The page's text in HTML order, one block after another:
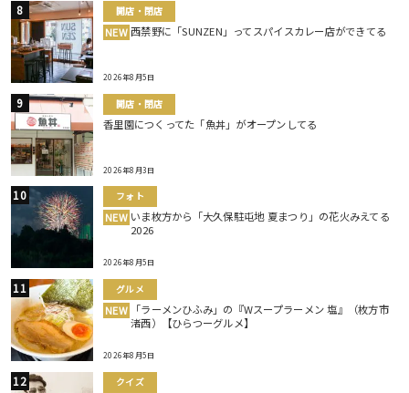
開店・閉店
NEW 西禁野に「SUNZEN」ってスパイスカレー店ができてる
2026年8月5日
開店・閉店
香里園につくってた「魚丼」がオープンしてる
2026年8月3日
フォト
NEW いま枚方から「大久保駐屯地 夏まつり」の花火みえてる
2026
2026年8月5日
グルメ
NEW
「ラーメンひふみ」の『Wスープラーメン 塩』（枚方市
渚西）【ひらつーグルメ】
2026年8月5日
クイズ